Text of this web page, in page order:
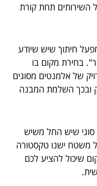
השירותים תחת קורת
חיתוך שיש שיודע
בחירת מקום בו
של אלמנטים מסוגים
ובכך השלמת המבנה
סוגי שיש החל משיש
משטח ישנו טקסטורה
שיכול להציע לכם